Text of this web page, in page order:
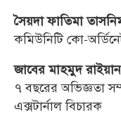
সৈয়দা ফাতিমা
কমিউনিটি কো-
জাবের মাহমুদ রাইয়ান
৭ বছরের অভিজ্ঞতা
এক্সটার্নাল বিচারক